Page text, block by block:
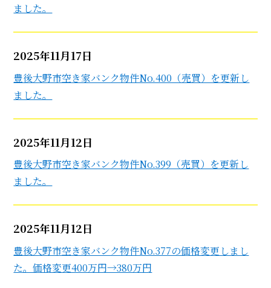
ました。
2025年11月17日
豊後大野市空き家バンク物件No.400（売買）を更新し
ました。
2025年11月12日
豊後大野市空き家バンク物件No.399（売買）を更新し
ました。
2025年11月12日
豊後大野市空き家バンク物件No.377の価格変更しまし
た。価格変更400万円→380万円